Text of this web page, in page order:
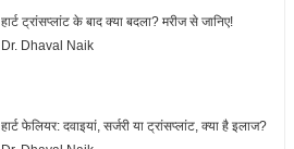
हार्ट ट्रांसप्लांट के बाद क्या बदला? मरीज से जानिए!
Dr. Dhaval Naik
हार्ट फेलियर: दवाइयां, सर्जरी या ट्रांसप्लांट, क्या है इलाज?